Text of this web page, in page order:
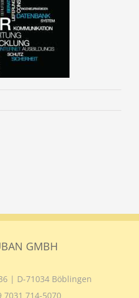
GMBH
| D-71034 Böblingen
7031 714-5070